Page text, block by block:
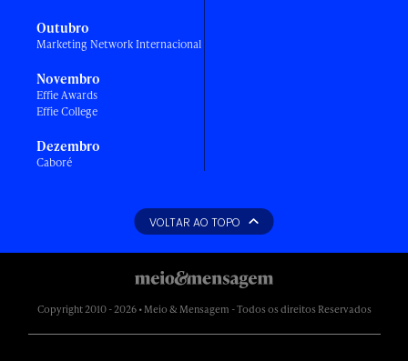
Outubro
Marketing Network Internacional
Novembro
Effie Awards
Effie College
Dezembro
Caboré
VOLTAR AO TOPO
Copyright 2010 - 2026 • Meio & Mensagem - Todos os direitos Reservados